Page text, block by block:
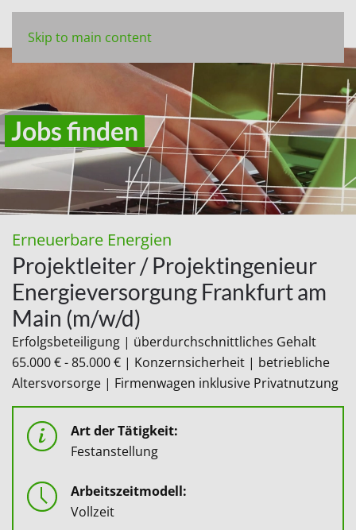
Skip to main content
Jobs finden
Erneuerbare Energien
Projektleiter / Projektingenieur
Energieversorgung Frankfurt am
Main (m/w/d)
Erfolgsbeteiligung | überdurchschnittliches Gehalt
65.000 € - 85.000 € | Konzernsicherheit | betriebliche
Altersvorsorge | Firmenwagen inklusive Privatnutzung
Art der Tätigkeit:
Festanstellung
Arbeitszeitmodell:
Vollzeit